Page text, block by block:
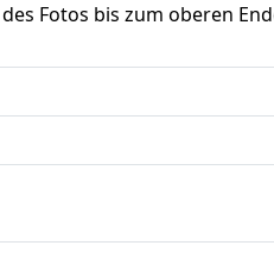
Fotos bis zum oberen